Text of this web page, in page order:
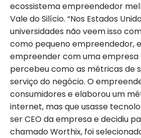
ecossistema empreendedor
Vale do Silício. “Nos Estados
universidades não veem isso
como pequeno empreendedor,
empreender com uma empresa
percebeu como as métricas de
serviço do negócio. O
consumidores e elaborou um
internet, mas que usasse
ser CEO da empresa e decidiu
chamado Worthix, foi